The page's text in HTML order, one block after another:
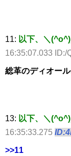
11: 以下、＼
16:35:07.033 ID:/
総革のディオー
13: 以下、＼
16:35:33.275
>>11